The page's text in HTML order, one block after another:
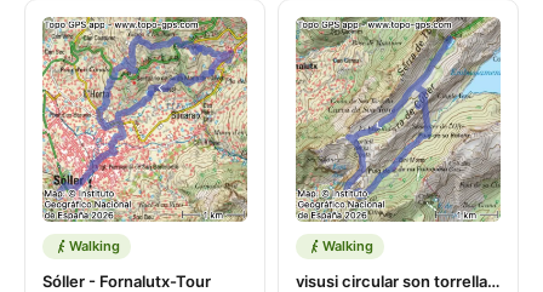
Walking
Sóller - Fornalutx-Tour
Walking
visusi circular son torrella 8.1 km Jan 11, 2026